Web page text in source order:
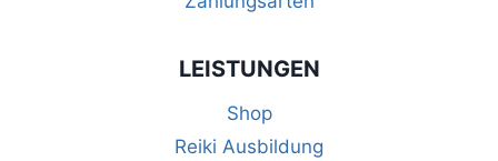
LEISTUNGEN
Shop
Reiki Ausbildung